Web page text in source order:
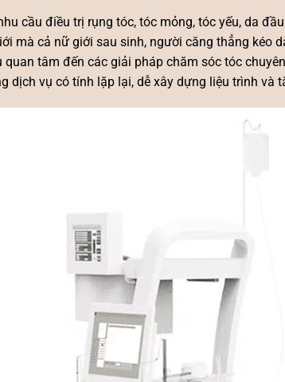
cầu điều trị rụng tóc, tóc mỏng, tóc yếu, da
mà cả nữ giới sau sinh, người căng thẳng kéo
tâm đến các giải pháp chăm sóc tóc
dịch vụ có tính lặp lại, dễ xây dựng liệu trình và